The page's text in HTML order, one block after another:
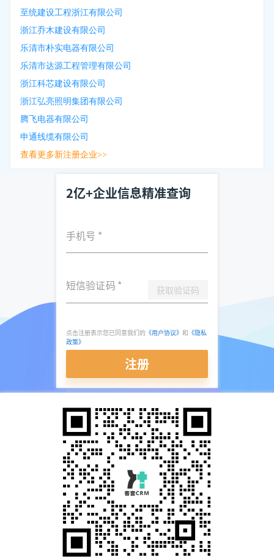
至统建设工程浙江有限公司
浙江乔木建设有限公司
乐清市朴实电器有限公司
乐清市达源工程管理有限公司
浙江科芯建设有限公司
浙江弘亮照明集团有限公司
腾飞电器有限公司
申通线缆有限公司
查看更多新注册企业>>
2亿+企业信息精准查询
手机号 *
短信验证码 * 获取验证码
点击注册表示您已同意我们的 《用户协议》 和 《隐私
政策》
注册